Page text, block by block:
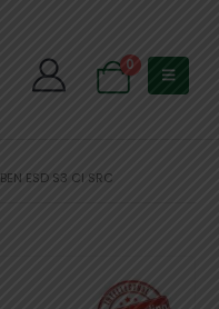
0
BEN ESD S3 CI SRC